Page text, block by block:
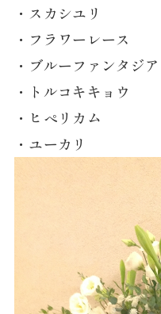
・スカシユリ
・フラワーレース
・ブルーファンタジア
・トルコキキョウ
・ヒぺリカム
・ユーカリ